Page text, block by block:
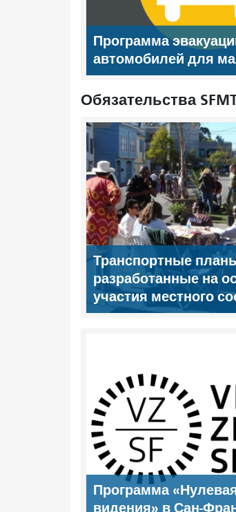
Программа
автомобилей для
Обязательства
Транспортные
разработанные на
участия местного
Программа
видения» в Сан-